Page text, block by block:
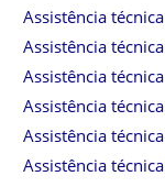
Assistência
Assistência
Assistência
Assistência
Assistência
Assistência